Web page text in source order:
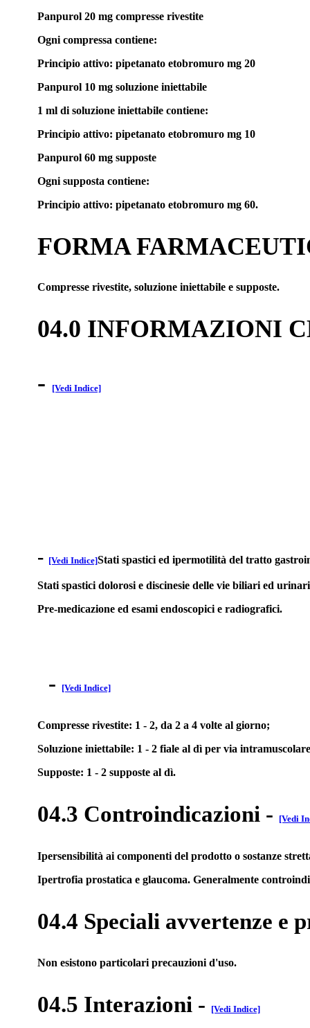
Panpurol 20 mg compresse rivestite
Ogni compressa contiene:
Principio attivo: pipetanato etobromuro mg 20
Panpurol 10 mg soluzione iniettabile
1 ml di soluzione iniettabile contiene:
Principio attivo: pipetanato etobromuro mg 10
Panpurol 60 mg supposte
Ogni supposta contiene:
Principio attivo: pipetanato etobromuro mg 60.
FORMA
Compresse rivestite, soluzione iniettabile e supposte.
04.0 INFORMAZIONI
-
[Vedi Indice]
- [Vedi Indice]Stati spastici ed ipermotilità del tratto
Stati spastici dolorosi e discinesie delle vie biliari ed
Pre-medicazione ed esami endoscopici e radiografici.
- [Vedi Indice]
Compresse rivestite: 1 - 2, da 2 a 4 volte al giorno;
Soluzione iniettabile: 1 - 2 fiale al dì per via
Supposte: 1 - 2 supposte al dì.
04.3 Controindicazioni - [Vedi
Ipersensibilità ai componenti del prodotto o sostanze
Ipertrofia prostatica e glaucoma. Generalmente
04.4 Speciali avvertenze e
Non esistono particolari precauzioni d'uso.
04.5 Interazioni - [Vedi Indice]